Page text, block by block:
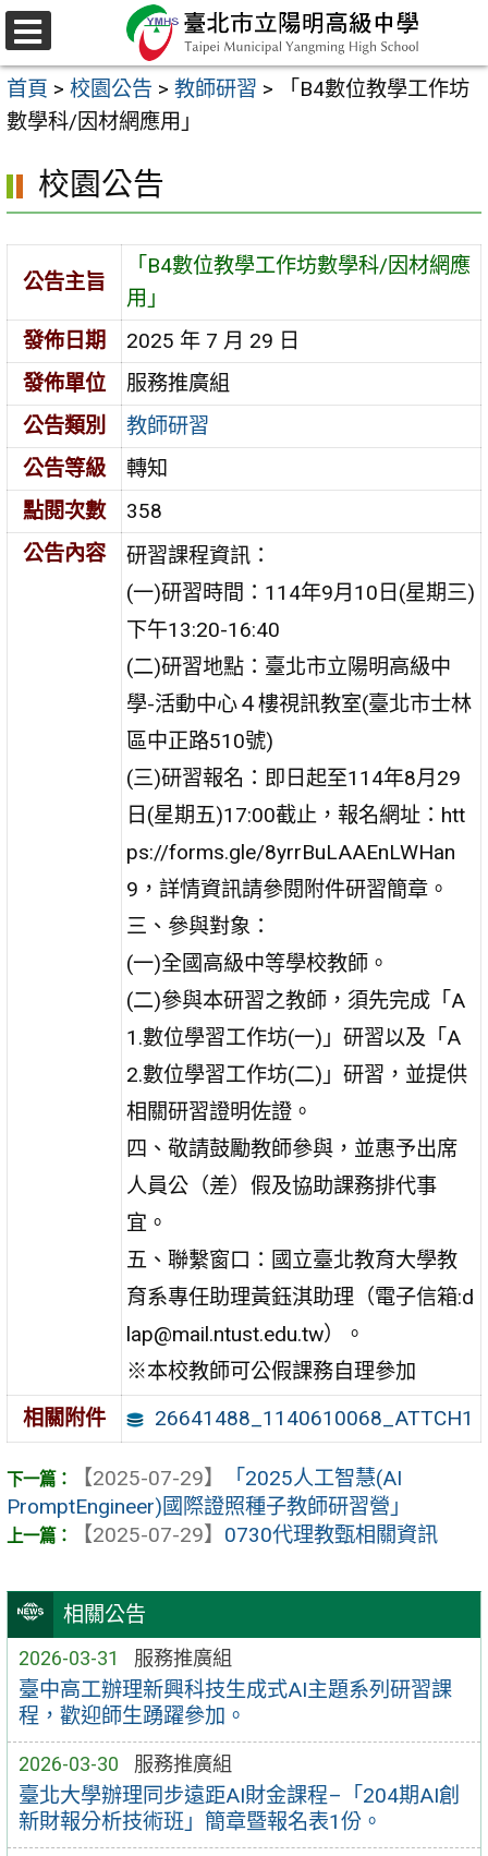
跳
至
主
要
容
區
選
單
首頁 > 校園公告 > 教師研習 >
「B4數位教學工作坊
數學科/因材網應用」
相關公告
2026-03-31 服務推廣組
臺中高工辦理新興科技生成式AI主題系列研習課
程，歡迎師生踴躍參加。
2026-03-30 服務推廣組
臺北大學辦理同步遠距AI財金課程–「204期AI創
新財報分析技術班」簡章暨報名表1份。
校園公告
公告主旨
「B4數位教學工作坊數學科/因材網應
用」
發佈日期
2025 年 7 月 29 日
發佈單位
服務推廣組
公告類別
教師研習
公告等級
轉知
點閱次數
358
公告內容
研習課程資訊：
(一)研習時間：114年9月10日(星期三)
下午13:20-16:40
(二)研習地點：臺北市立陽明高級中
學-活動中心４樓視訊教室(臺北市士林
區中正路510號)
(三)研習報名：即日起至114年8月29
日(星期五)17:00截止，報名網址：htt
ps://forms.gle/8yrrBuLAAEnLWHan
9，詳情資訊請參閱附件研習簡章。
三、參與對象：
(一)全國高級中等學校教師。
(二)參與本研習之教師，須先完成「A
1.數位學習工作坊(一)」研習以及「A
2.數位學習工作坊(二)」研習，並提供
相關研習證明佐證。
四、敬請鼓勵教師參與，並惠予出席
人員公（差）假及協助課務排代事
宜。
五、聯繫窗口：國立臺北教育大學教
育系專任助理黃鈺淇助理（電子信箱:d
lap@mail.ntust.edu.tw）。
※本校教師可公假課務自理參加
相關附件
26641488_1140610068_ATTCH1
【2025-07-29】
「2025人工智慧(AI
PromptEngineer)國際證照種子教師研習營」
【2025-07-29】 0730代理教甄相關資訊